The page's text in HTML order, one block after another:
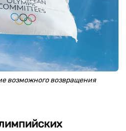
возможного возвращения